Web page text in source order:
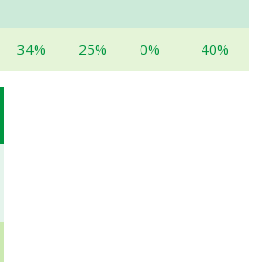
34% 25% 0% 40%